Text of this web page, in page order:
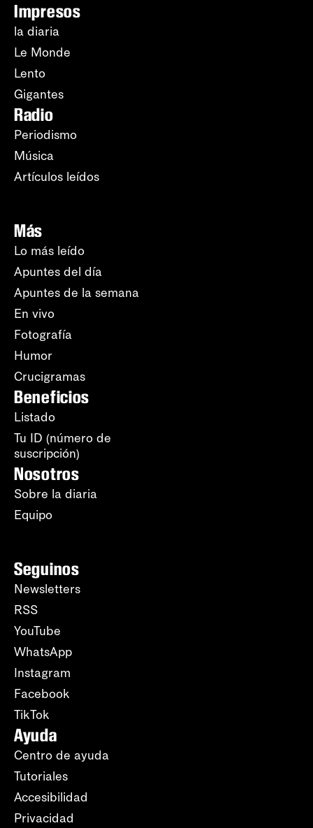
Impresos
la diaria
Le Monde
Lento
Gigantes
Radio
Periodismo
Música
Artículos leídos
Más
Lo más leído
Apuntes del día
Apuntes de la semana
En vivo
Fotografía
Humor
Crucigramas
Beneficios
Listado
Tu ID (número de
suscripción)
Nosotros
Sobre la diaria
Equipo
Seguinos
Newsletters
RSS
YouTube
WhatsApp
Instagram
Facebook
TikTok
Ayuda
Centro de ayuda
Tutoriales
Accesibilidad
Privacidad